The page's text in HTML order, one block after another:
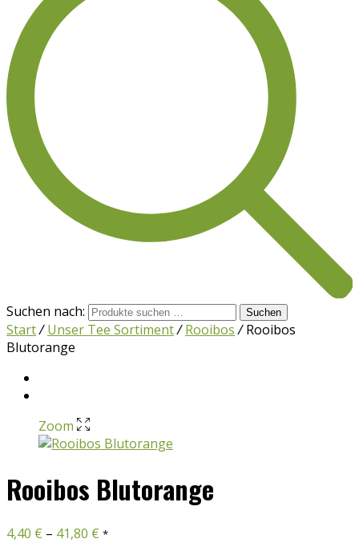
Suchen nach: Suchen
Start/ Unser Tee Sortiment/ Rooibos /Rooibos
Blutorange
Zoom
Rooibos Blutorange
4,40 € – 41,80 € *